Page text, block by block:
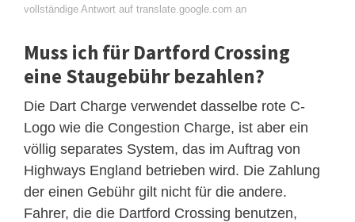
vollständige Antwort auf translate.google.com an
Muss ich für Dartford Crossing
eine Staugebühr bezahlen?
Die Dart Charge verwendet dasselbe rote C-
Logo wie die Congestion Charge, ist aber ein
völlig separates System, das im Auftrag von
Highways England betrieben wird. Die Zahlung
der einen Gebühr gilt nicht für die andere.
Fahrer, die die Dartford Crossing benutzen,